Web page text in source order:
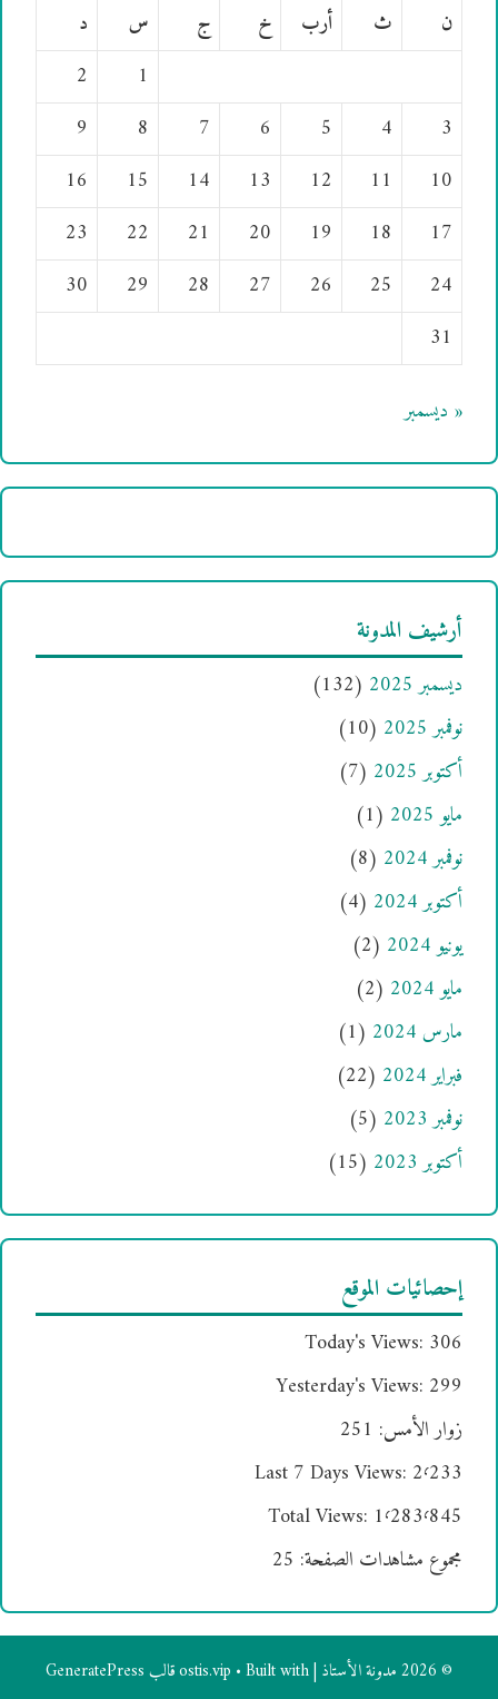
ن
ث أرب خ ج س
د
1
2
3
4
5
6
7
8
9
10
11
12
13
14
15
16
17
18
19
20
21
22
23
24
25
26
27
28
29
30
31
« ديسمبر
أرشيف المدونة
ديسمبر 2025
(132)
نوفمبر 2025
(10)
أكتوبر 2025
(7)
مايو 2025
(1)
نوفمبر 2024
(8)
أكتوبر 2024
(4)
يونيو 2024
(2)
مايو 2024
(2)
مارس 2024
(1)
فبراير 2024
(22)
نوفمبر 2023
(5)
أكتوبر 2023
(15)
إحصائيات الموقع
Today's Views: 306
Yesterday's Views: 299
زوار الأمس: 251
Last 7 Days Views: 2٬233
Total Views: 1٬283٬845
مجموع مشاهدات الصفحة: 25
© 2026 مدونة الأستاذ | ostis.vip • Built with قالب GeneratePress